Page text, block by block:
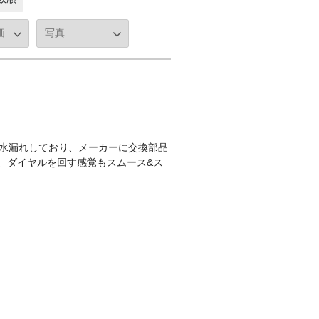
漏れしており、メーカーに交換部品
ダイヤルを回す感覚もスムース&ス